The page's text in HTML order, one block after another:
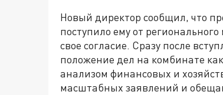
Новый директор сообщил, что
поступило ему от
свое согласие. Сразу после
положение дел на комбинате
анализом финансовых и
масштабных заявлений и